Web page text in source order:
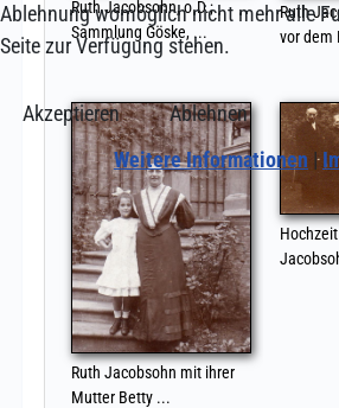
Ablehnung womöglich nicht mehr alle
Seite zur Verfügung stehen.
Akzeptieren
Ablehnen
Weitere Informationen |